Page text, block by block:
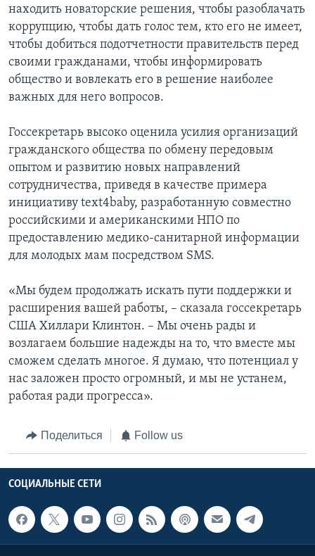
находить новаторские решения, чтобы разоблачать
коррупцию, чтобы дать голос тем, кто его не имеет,
чтобы добиться подотчетности правительств перед
своими гражданами, чтобы информировать
общество и вовлекать его в решение наиболее
важных для него вопросов.
Госсекретарь высоко оценила усилия организаций
гражданского общества по обмену передовым
опытом и развитию новых направлений
сотрудничества, приведя в качестве примера
инициативу text4baby, разработанную совместно
российскими и американскими НПО по
предоставлению медико-санитарной информации
для молодых мам посредством SMS.
«Мы будем продолжать искать пути поддержки и
расширения вашей работы, – сказала госсекретарь
США Хиллари Клинтон. – Мы очень рады и
возлагаем большие надежды на то, что вместе мы
сможем сделать многое. Я думаю, что потенциал у
нас заложен просто огромный, и мы не устанем,
работая ради прогресса».
Поделиться Follow us
СОЦИАЛЬНЫЕ СЕТИ